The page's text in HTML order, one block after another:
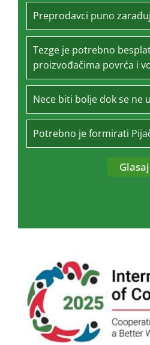
Preprodavci puno
Tezge je potrebno
proizvođačima povrća i
Nece biti bolje dok se ne
Potrebno je formirati